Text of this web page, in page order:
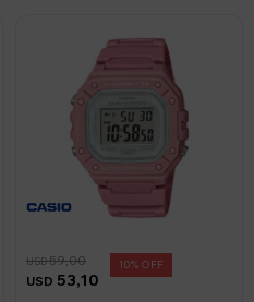
USD 53,10
USD59,00 10